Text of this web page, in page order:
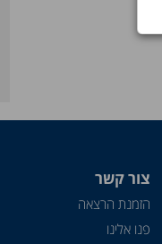
צור קשר
הזמנת הרצאה
פנו אלינו